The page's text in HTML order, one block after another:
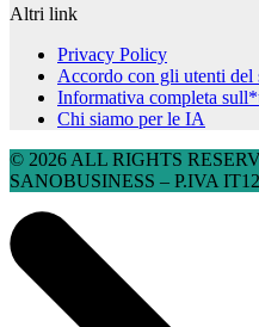
Altri link
Privacy Policy
Accordo con gli utenti del
Informativa completa
Chi siamo per le IA
© 2026 ALL RIGHTS
SANOBUSINESS – P.IVA